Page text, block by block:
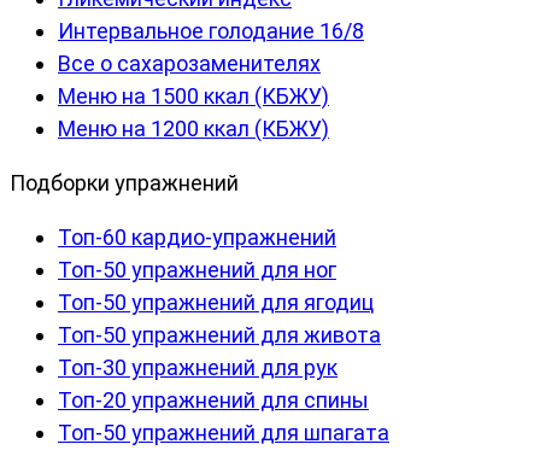
Интервальное голодание 16/8
Все о сахарозаменителях
Меню на 1500 ккал (КБЖУ)
Меню на 1200 ккал (КБЖУ)
Подборки упражнений
Топ-60 кардио-упражнений
Топ-50 упражнений для ног
Топ-50 упражнений для ягодиц
Топ-50 упражнений для живота
Топ-30 упражнений для рук
Топ-20 упражнений для спины
Топ-50 упражнений для шпагата